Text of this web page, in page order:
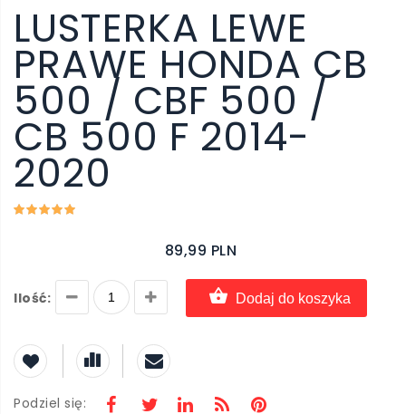
LUSTERKA LEWE
PRAWE HONDA CB
500 / CBF 500 /
CB 500 F 2014-
2020
89,99 PLN
Ilość: Dodaj do koszyka
Podziel się: